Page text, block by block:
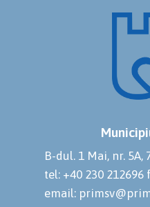
B-dul. 1 Mai, nr. 5A,
tel: +40 230 212696
email: